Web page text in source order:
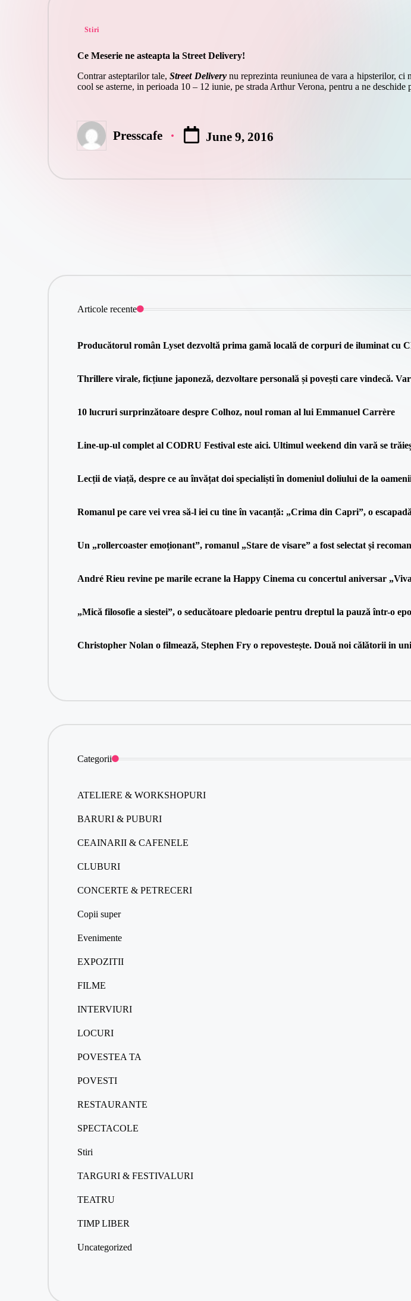
Posted
Stiri
Ce Meserie ne asteapta la Street Delivery!
Contrar asteptarilor tale,Street Deliverynu reprezinta reuniunea de vara a hipsterilor, ci
cool se asterne, in perioada 10 – 12 iunie, pe strada Arthur Verona, pentru a ne deschide
Posted Presscafe June 9, 2016
Articole recente
Producătorul român Lyset dezvoltă prima gamă locală de corpuri de iluminat cu
Thrillere virale, ficțiune japoneză, dezvoltare personală și povești care vindecă.
10 lucruri surprinzătoare despre Colhoz, noul roman al lui Emmanuel Carrère
Line-up-ul complet al CODRU Festival este aici. Ultimul weekend din vară se
Lecții de viață, despre ce au învățat doi specialiști în domeniul doliului de la
Romanul pe care vei vrea să-l iei cu tine în vacanță: „Crima din Capri”, o
Un „rollercoaster emoționant”, romanul „Stare de visare” a fost selectat și
André Rieu revine pe marile ecrane la Happy Cinema cu concertul aniversar
„Mică filosofie a siestei”, o seducătoare pledoarie pentru dreptul la pauză într-o
Christopher Nolan o filmează, Stephen Fry o repovestește. Două noi călătorii in
Categorii
ATELIERE & WORKSHOPURI
BARURI & PUBURI
CEAINARII & CAFENELE
CLUBURI
CONCERTE & PETRECERI
Copii super
Evenimente
EXPOZITII
FILME
INTERVIURI
LOCURI
POVESTEA TA
POVESTI
RESTAURANTE
SPECTACOLE
Stiri
TARGURI & FESTIVALURI
TEATRU
TIMP LIBER
Uncategorized